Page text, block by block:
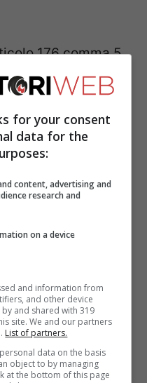
176 comma 5
Sulle carreggiate,
è vietato
fuorché in
dovute a
In
essere portato
sulla corsia
O in sua
nel senso di
qualsiasi
scorrimento
for your consent
data for the
content, advertising and
research and
on a device
and information from
and other device
and shared with 319
site. We and our partners
List of partners.
data on the basis
object to by managing
at the bottom of this page